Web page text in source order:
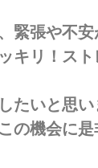
緊張や不
キリ！ス
たいと思い
の機会に是